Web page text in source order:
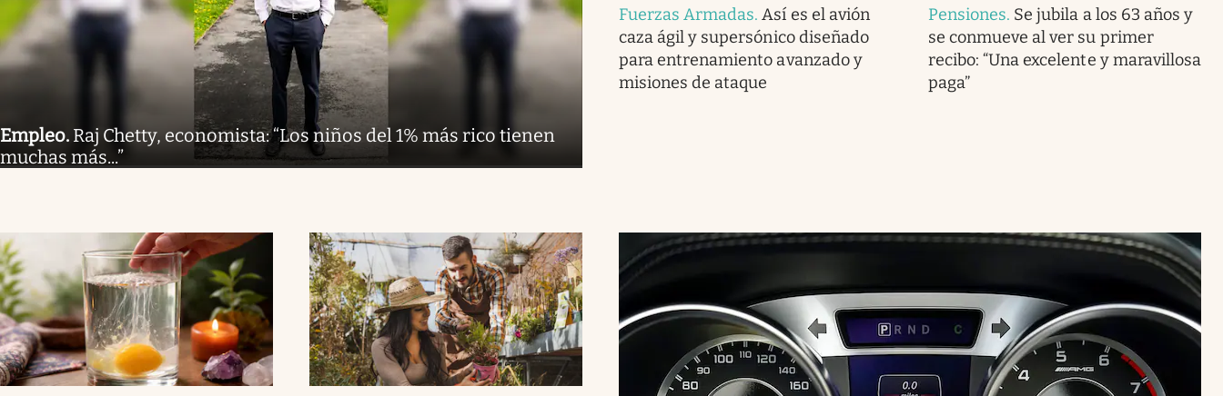
Empleo. Raj Chetty, economista: “Los niños del 1% más rico tienen
muchas más...”
Fuerzas Armadas.Así es el avión
caza ágil y supersónico diseñado
para entrenamiento avanzado y
misiones de ataque
Pensiones. Se jubila a los 63 años y
se conmueve al ver su primer
recibo: “Una excelente y maravillosa
paga”